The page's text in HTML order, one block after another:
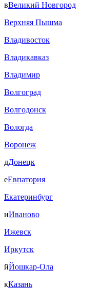
вВеликий Новгород
Верхняя Пышма
Владивосток
Владикавказ
Владимир
Волгоград
Волгодонск
Вологда
Воронеж
дДонецк
еЕвпатория
Екатеринбург
иИваново
Ижевск
Иркутск
йЙошкар-Ола
кКазань